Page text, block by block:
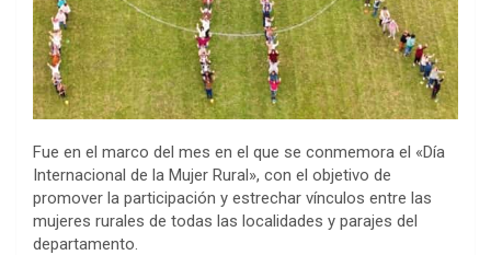
Fue en el marco del mes en el que se conmemora el «Día
Internacional de la Mujer Rural», con el objetivo de
promover la participación y estrechar vínculos entre las
mujeres rurales de todas las localidades y parajes del
departamento.